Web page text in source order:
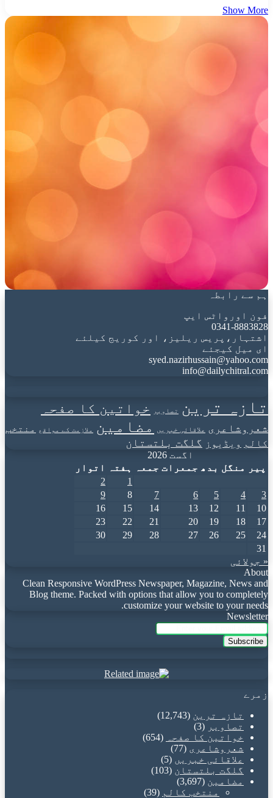
Show More
ہم سے رابطہ
فون اورواٹس ایپ
0341-8883828
اشتہار،پریس ریلیز، اور کوریج کیلئے
ای میل کیجئے
syed.nazirhussain@yahoo.com
info@dailychitral.com
تازہ ترین تصاویر خواتین کا صفحہ
شعروشاعری علاقائی خبریں مضامین ملازمت کے مواقع
منتخب
کالم ویڈیوز گلگت بلتستان
اگست 2026
پیر
منگل بدھ جمعرات جمعہ ہفتہ
اتوار
1
2
3
4
5
6
7
8
9
10
11
12
13
14
15
16
17
18
19
20
21
22
23
24
25
26
27
28
29
30
31
« جولائی
About
Clean Responsive WordPress Newspaper, Magazine, News and
Blog theme. Packed with options that allow you to completely
customize your website to your needs.
Newsletter
Enter
your
Email
زمرے
تازہ ترین (12,743)
تصاویر (3)
خواتین کا صفحہ
(654)
شعروشاعری (77)
علاقائی خبریں (5)
گلگت بلتستان (103)
مضامین (3,697)
منتخب کالم (39)